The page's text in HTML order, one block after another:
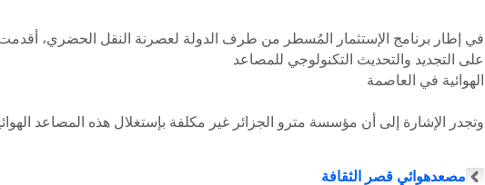
في إطار برنامج الإستثمار المُسطر من طرف الدولة لعصرنة النقل الحضري،
على التجديد والتحديث التكنولوجي للمصاعد
الهوائية في العاصمة
وتجدر الإشارة إلى أن مؤسسة مترو الجزائر غير مكلفة بإستغلال هذه المصاعد
مصعدهوائي قصر الثقافة